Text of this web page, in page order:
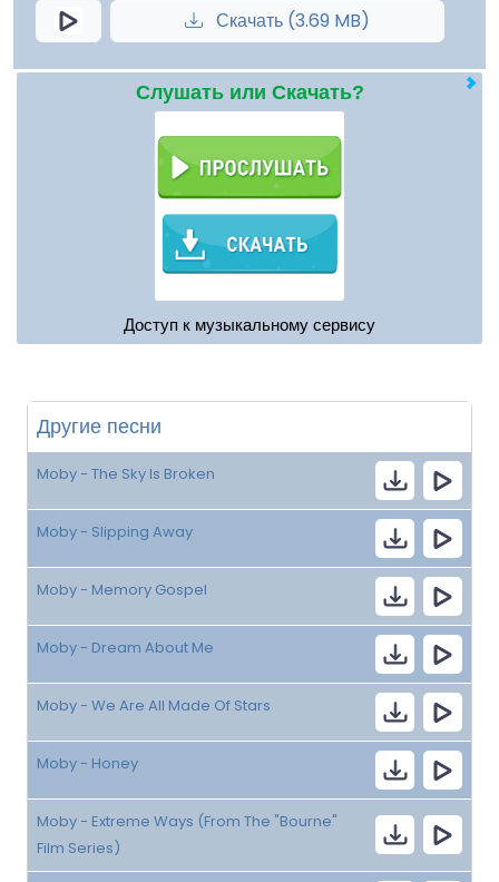
Скачать (3.69 MB)
Слушать или Скачать?
Доступ к музыкальному сервису
Другие песни
Moby - The Sky Is Broken
Moby - Slipping Away
Moby - Memory Gospel
Moby - Dream About Me
Moby - We Are All Made Of Stars
Moby - Honey
Moby - Extreme Ways (From The "Bourne"
Film Series)